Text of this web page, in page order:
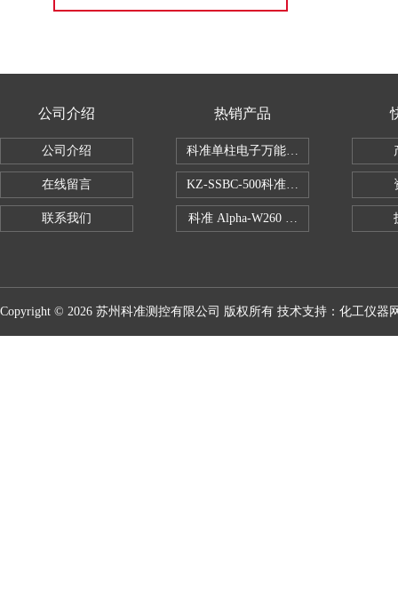
公司介绍
公司介绍
在线留言
联系我们
热销产品
科准单柱电子万能拉力机KZ-SSBC-500
KZ-SSBC-500科准单柱电子万能试验
科准 Alpha-W260 半导体全自动推拉
Copyright © 2026 苏州科准测控有限公司 版权所有 技术支持： 化工仪器